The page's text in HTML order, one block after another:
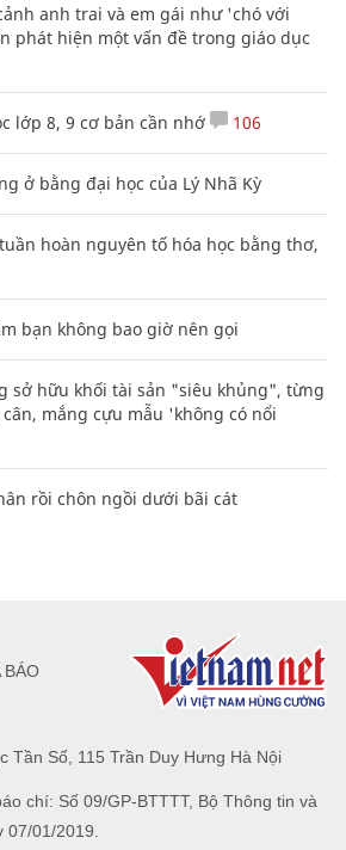
anh trai và em gái như 'chó với
phát hiện một vấn đề trong giáo dục
lớp 8, 9 cơ bản cần nhớ 106
ở bằng đại học của Lý Nhã Kỳ
hoàn nguyên tố hóa học bằng thơ,
bạn không bao giờ nên gọi
sở hữu khối tài sản "siêu khủng", từng
mắng cựu mẫu 'không có nổi
rồi chôn ngồi dưới bãi cát
Tần Số, 115 Trần Duy Hưng Hà Nội
chí: Số 09/GP-BTTTT, Bộ Thông tin và
07/01/2019.
BÁO